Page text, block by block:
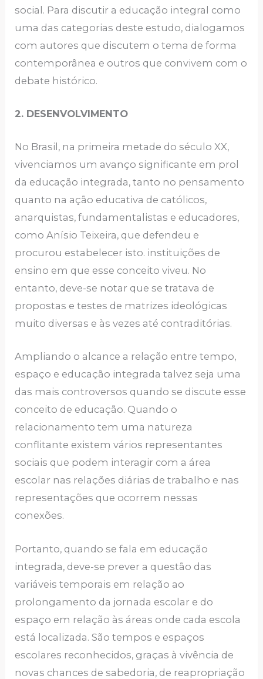
social. Para discutir a educação integral como
uma das categorias deste estudo, dialogamos
com autores que discutem o tema de forma
contemporânea e outros que convivem com o
debate histórico.
2. DESENVOLVIMENTO
No Brasil, na primeira metade do século XX,
vivenciamos um avanço significante em prol
da educação integrada, tanto no pensamento
quanto na ação educativa de católicos,
anarquistas, fundamentalistas e educadores,
como Anísio Teixeira, que defendeu e
procurou estabelecer isto. instituições de
ensino em que esse conceito viveu. No
entanto, deve-se notar que se tratava de
propostas e testes de matrizes ideológicas
muito diversas e às vezes até contraditórias.
Ampliando o alcance a relação entre tempo,
espaço e educação integrada talvez seja uma
das mais controversos quando se discute esse
conceito de educação. Quando o
relacionamento tem uma natureza
conflitante existem vários representantes
sociais que podem interagir com a área
escolar nas relações diárias de trabalho e nas
representações que ocorrem nessas
conexões.
Portanto, quando se fala em educação
integrada, deve-se prever a questão das
variáveis ​​temporais em relação ao
prolongamento da jornada escolar e do
espaço em relação às áreas onde cada escola
está localizada. São tempos e espaços
escolares reconhecidos, graças à vivência de
novas chances de sabedoria, de reapropriação